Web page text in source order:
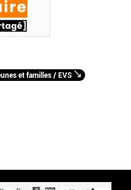
et familles / EVS